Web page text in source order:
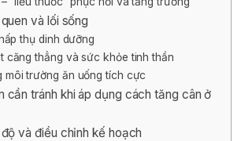
và lối sống
thụ dinh dưỡng
căng thẳng và sức khỏe tinh thần
môi trường ăn uống tích cực
cần tránh khi áp dụng cách tăng cân ở
và điều chỉnh kế hoạch